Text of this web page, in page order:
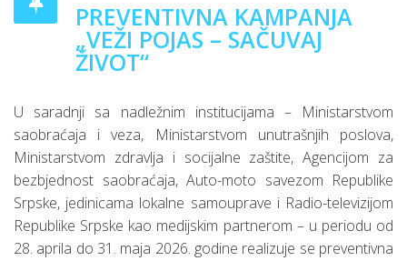
PREVENTIVNA KAMPANJA
„VEŽI POJAS – SAČUVAJ
ŽIVOT“
U saradnji sa nadležnim institucijama – Ministarstvom
saobraćaja i veza, Ministarstvom unutrašnjih poslova,
Ministarstvom zdravlja i socijalne zaštite, Agencijom za
bezbjednost saobraćaja, Auto-moto savezom Republike
Srpske, jedinicama lokalne samouprave i Radio-televizijom
Republike Srpske kao medijskim partnerom – u periodu od
28. aprila do 31. maja 2026. godine realizuje se preventivna